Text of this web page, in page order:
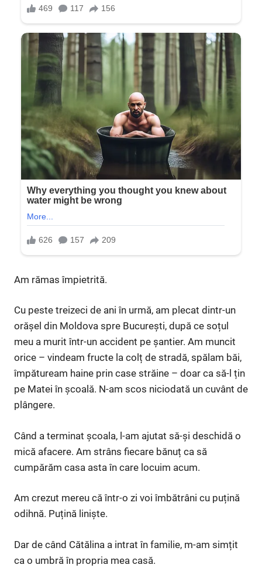
Am rămas împietrită.
Cu peste treizeci de ani în urmă, am plecat dintr-un
orășel din Moldova spre București, după ce soțul
meu a murit într-un accident pe șantier. Am muncit
orice – vindeam fructe la colț de stradă, spălam băi,
împătuream haine prin case străine – doar ca să-l țin
pe Matei în școală. N-am scos niciodată un cuvânt de
plângere.
Când a terminat școala, l-am ajutat să-și deschidă o
mică afacere. Am strâns fiecare bănuț ca să
cumpărăm casa asta în care locuim acum.
Am crezut mereu că într-o zi voi îmbătrâni cu puțină
odihnă. Puțină liniște.
Dar de când Cătălina a intrat în familie, m-am simțit
ca o umbră în propria mea casă.